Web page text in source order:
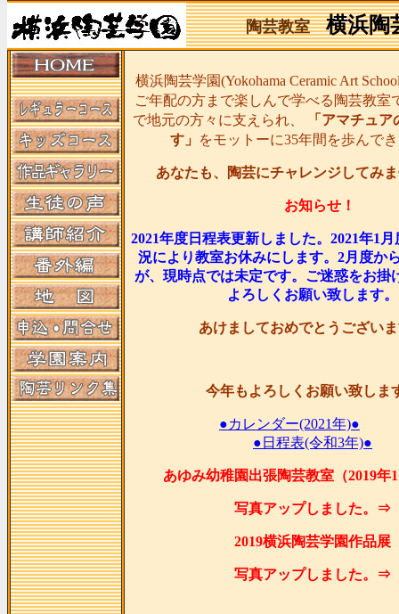
陶芸教室 横浜陶
横浜陶芸学園(Yokohama Ceramic Art
ご年配の方まで楽しんで学べる陶芸教室
で地元の方々に支えられ、
「アマチュ
す」
をモットーに35年間を歩んで
あなたも、陶芸にチャレンジしてみ
お知らせ！
2021年度日程表更新しました。2021年1
況により教室お休みにします。2月度か
が、現時点では未定です。ご迷惑をお掛
よろしくお願い致します。
あけましておめでとうござい
今年もよろしくお願い致しま
●カレンダー(2021年)●
●日程表(令和3年)●
あゆみ幼稚園出張陶芸教室（2019年
写真アップしました。⇒
2019横浜陶芸学園作品展
写真アップしました。⇒